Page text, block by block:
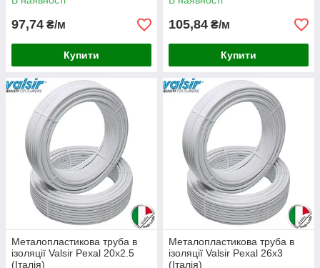
97,74 ₴/м
Купити
105,84 ₴/м
Купити
Металопластикова труба в
ізоляції Valsir Pexal 20х2.5
(Італія)
Металопластикова труба в
ізоляції Valsir Pexal 26х3
(Італія)